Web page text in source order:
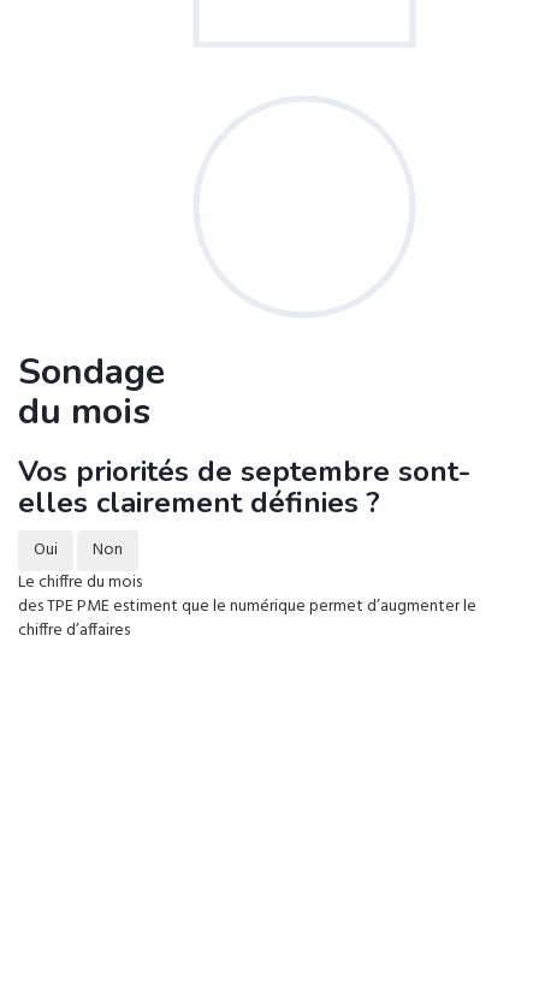
Sondage
du mois
Vos priorités de septembre sont-
elles clairement définies ?
Oui
Non
Le chiffre du mois
des TPE PME estiment que le numérique permet d’augmenter le
chiffre d’affaires